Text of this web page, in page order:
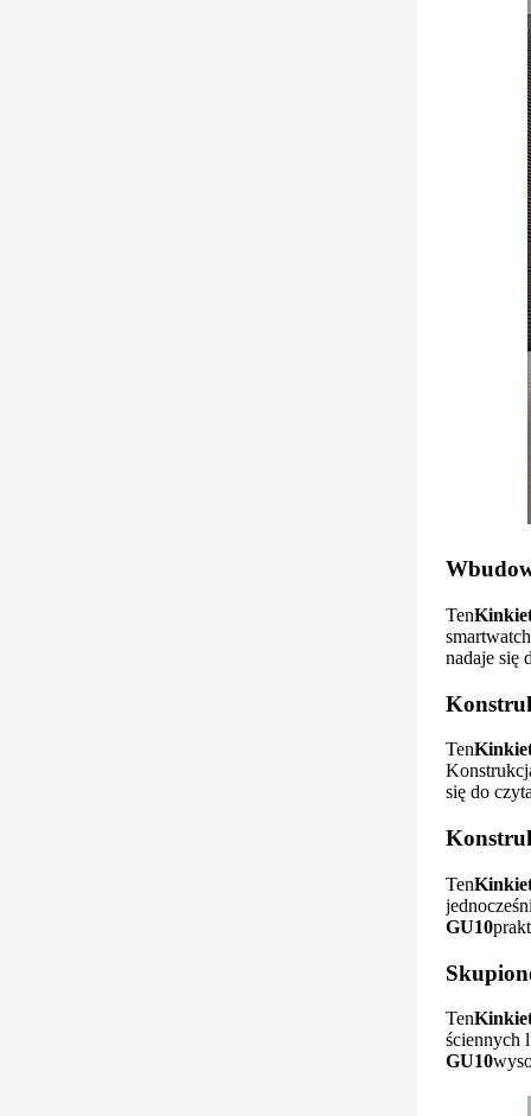
Ten
nadaje się
Ten
się do
Ten
GU10
Ten
ściennych
GU10